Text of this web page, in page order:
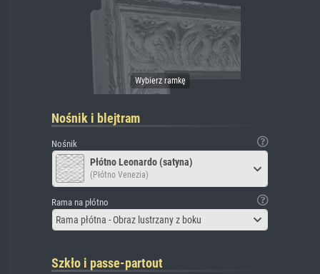
Nośnik i blejtram
Nośnik
Płótno Leonardo (satyna)
(Płótno Venezia)
Rama na płótno
Rama płótna - Obraz lustrzany z boku
Szkło i passe-partout